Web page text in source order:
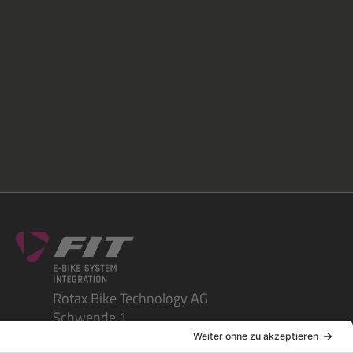
Rotax Bike Technology AG
Schwende 1